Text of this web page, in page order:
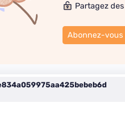
Partagez
Abonnez-vous